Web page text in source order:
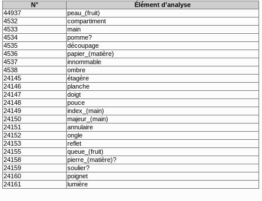
N°
Élément d'analyse
44937
peau_(fruit)
4532
compartiment
4533
main
4534
pomme?
4535
découpage
4536
papier_(matière)
4537
innommable
4538
ombre
24145
étagère
24146
planche
24147
doigt
24148
pouce
24149
index_(main)
24150
majeur_(main)
24151
annulaire
24152
ongle
24153
reflet
24155
queue_(fruit)
24158
pierre_(matière)?
24159
soulier?
24160
poignet
24161
lumière